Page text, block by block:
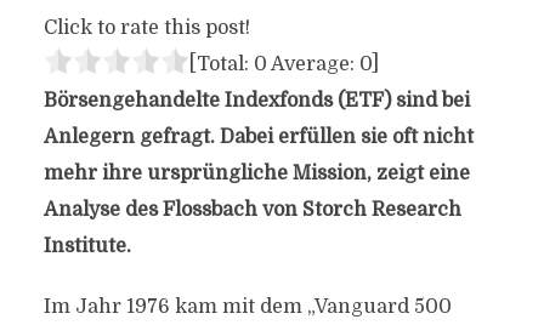
Click to rate this post!
[Total: 0 Average: 0]
Börsengehandelte Indexfonds (ETF) sind bei
Anlegern gefragt. Dabei erfüllen sie oft nicht
mehr ihre ursprüngliche Mission, zeigt eine
Analyse des Flossbach von Storch Research
Institute.
Im Jahr 1976 kam mit dem „Vanguard 500